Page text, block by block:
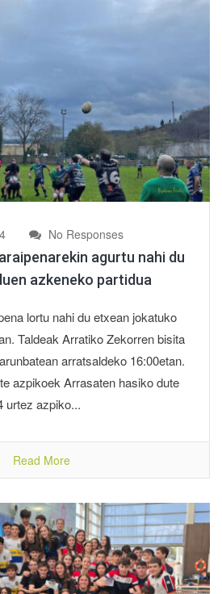
No Responses
agurtu nahi du
azkeneko partidua
lortu nahi du etxean jokatuko
Taldeak Arratiko Zekorren bisita
arratsaldeko 16:00etan.
azpikoek Arrasaten hasiko dute
urtez azpiko...
Read More